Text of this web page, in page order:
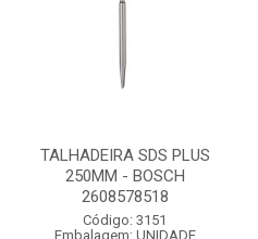
TALHADEIRA SDS PLUS
250MM - BOSCH
2608578518
Código: 3151
Embalagem: UNIDADE